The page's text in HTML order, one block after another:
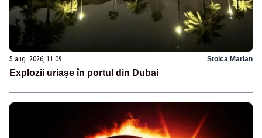
5 aug. 2026, 11:09 Stoica Marian
Explozii uriașe în portul din Dubai